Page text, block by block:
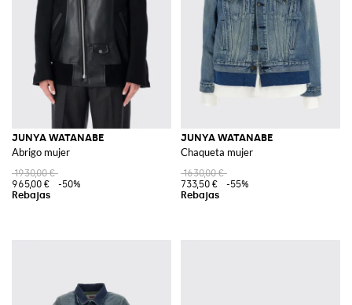
JUNYA WATANABE
Abrigo mujer
1930,00 €
965,00 €
-50%
JUNYA WATANABE
Chaqueta mujer
1630,00 €
733,50 €
-55%